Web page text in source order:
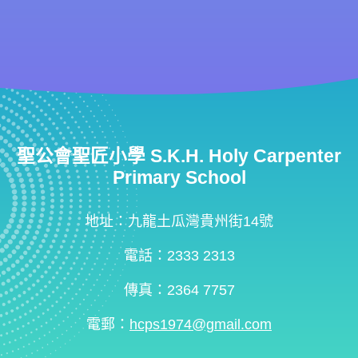
聖公會聖匠小學 S.K.H. Holy Carpenter
Primary School
地址：九龍土瓜灣貴州街14號
電話：2333 2313
傳真：2364 7757
電郵： hcps1974@gmail.com